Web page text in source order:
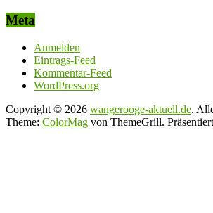
Meta
Anmelden
Eintrags-Feed
Kommentar-Feed
WordPress.org
Copyright © 2026 wangerooge-aktuell.de.
Theme: ColorMag von ThemeGrill.